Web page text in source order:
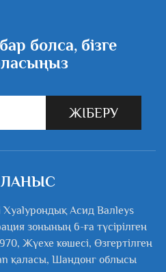
болса, бізге
ЖІБЕРУ
Асид Валleys
зонының 6-ға түсірілген
Жүехе көшесі, Өзгертілген
қаласы, Шандонг облысы